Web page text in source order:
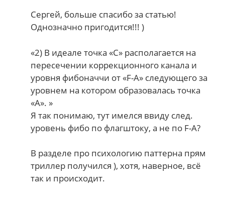
Сергей, больше спасибо за статью!
Однозначно пригодится!!! )
«2) В идеале точка «С» располагается на
пересечении коррекционного канала и
уровня фибоначчи от «F-А» следующего за
уровнем на котором образовалась точка
«А». »
Я так понимаю, тут имелся ввиду след.
уровень фибо по флагштоку, а не по F-A?
В разделе про психологию паттерна прям
триллер получился ), хотя, наверное, всё
так и происходит.